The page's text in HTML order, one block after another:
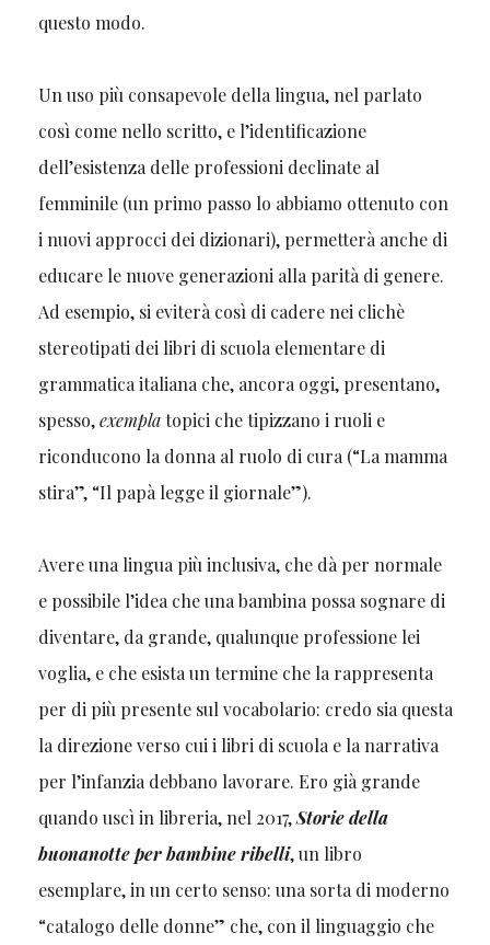
questo modo.
Un uso più consapevole della lingua, nel parlato
così come nello scritto, e l’identificazione
dell’esistenza delle professioni declinate al
femminile (un primo passo lo abbiamo ottenuto con
i nuovi approcci dei dizionari), permetterà anche di
educare le nuove generazioni alla parità di genere.
Ad esempio, si eviterà così di cadere nei clichè
stereotipati dei libri di scuola elementare di
grammatica italiana che, ancora oggi, presentano,
spesso,exemplatopici che tipizzano i ruoli e
riconducono la donna al ruolo di cura (“La mamma
stira”, “Il papà legge il giornale”).
Avere una lingua più inclusiva, che dà per normale
e possibile l’idea che una bambina possa sognare di
diventare, da grande, qualunque professione lei
voglia, e che esista un termine che la rappresenta
per di più presente sul vocabolario: credo sia questa
la direzione verso cui i libri di scuola e la narrativa
per l’infanzia debbano lavorare. Ero già grande
quando uscì in libreria, nel 2017,Storie della
buonanotte per bambine ribelli, un libro
esemplare, in un certo senso: una sorta di moderno
“catalogo delle donne” che, con il linguaggio che